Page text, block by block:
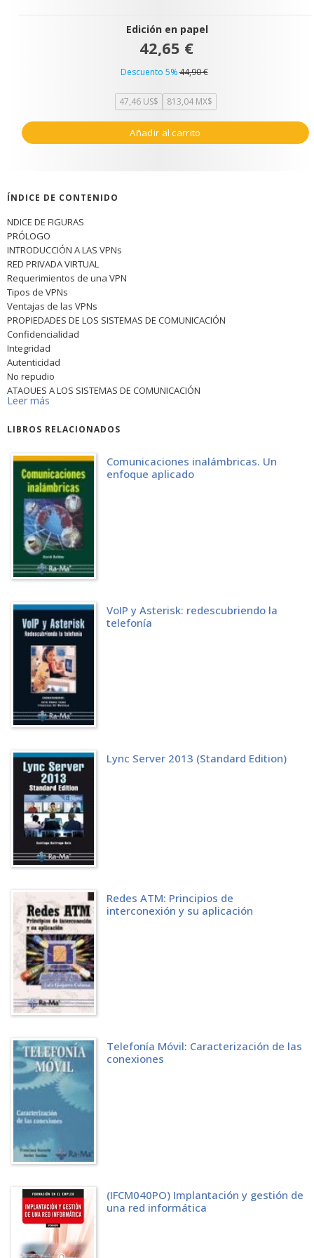
Edición en papel
42,65 €
Descuento 5%44,90 €
47,46 US$ 813,04 MX$
Añadir al carrito
ÍNDICE DE CONTENIDO
NDICE DE FIGURAS
PRÓLOGO
INTRODUCCIÓN A LAS VPNs
RED PRIVADA VIRTUAL
Requerimientos de una VPN
Tipos de VPNs
Ventajas de las VPNs
PROPIEDADES DE LOS SISTEMAS DE COMUNICACIÓN
Confidencialidad
Integridad
Autenticidad
No repudio
ATAQUES A LOS SISTEMAS DE COMUNICACIÓN
Interceptación
Modificación
ELEMENTOS DE UNA VPN
Red privada o subred local
Red insegura
Túnel VPN
Servidor
Router
Usuario remoto o road warrior
Oficina remota o wateway
ESCENARIOS DE UNA VPN.
LAN (oficina remota) a LAN (oficina remota)
LAN (oficina remota) a road warrior
ADMINISTRACIÓN DE REDES TCP/IP
MODELO DE REFERENCIA TCP/IP
Nivel de acceso a red
Nivel de Internet
Nivel de transporte
Nivel de aplicación
ROUTERS
Multipuesto vs Monopuesto
Publicación de servicios en Internet
Redirección de puertos en un router convencional (http)
Redirección de puertos en un router convencional (telnet)
SERVICIO DNS DINÁMICO
Registro de un dominio en DynDNS
Instalación y configuración del cliente ddclient
IPTABLES
Funcionamiento del filtrado en el núcleo
Opciones
Ejemplos de reglas NAT
MTR
Opciones
Formato de salida
Ejemplos de trazas realizadas
NETCAT
Opciones
Formato de salida
Ejemplos realizados
Formato de salida
Ejemplos realizados
TCPDUMP
Opciones
Formato de salida
CRIPTOGRAFÍA DE CLAVE PÚBLICA
HISTORIA DE LA CRIPTOGRAFÍA
Criptografía medieval
Criptografía moderna
CRIPTOGRAFÍA DE CLAVE SIMÉTRICA
Cifrado con clave simétrica
ALGORITMOS DE CIFRADO DE CLAVE SIMÉTRICA
Leer más
LIBROS RELACIONADOS
Comunicaciones inalámbricas. Un
enfoque aplicado
VoIP y Asterisk: redescubriendo la
telefonía
Lync Server 2013 (Standard Edition)
Redes ATM: Principios de
interconexión y su aplicación
Telefonía Móvil: Caracterización de las
conexiones
(IFCM040PO) Implantación y gestión de
una red informática